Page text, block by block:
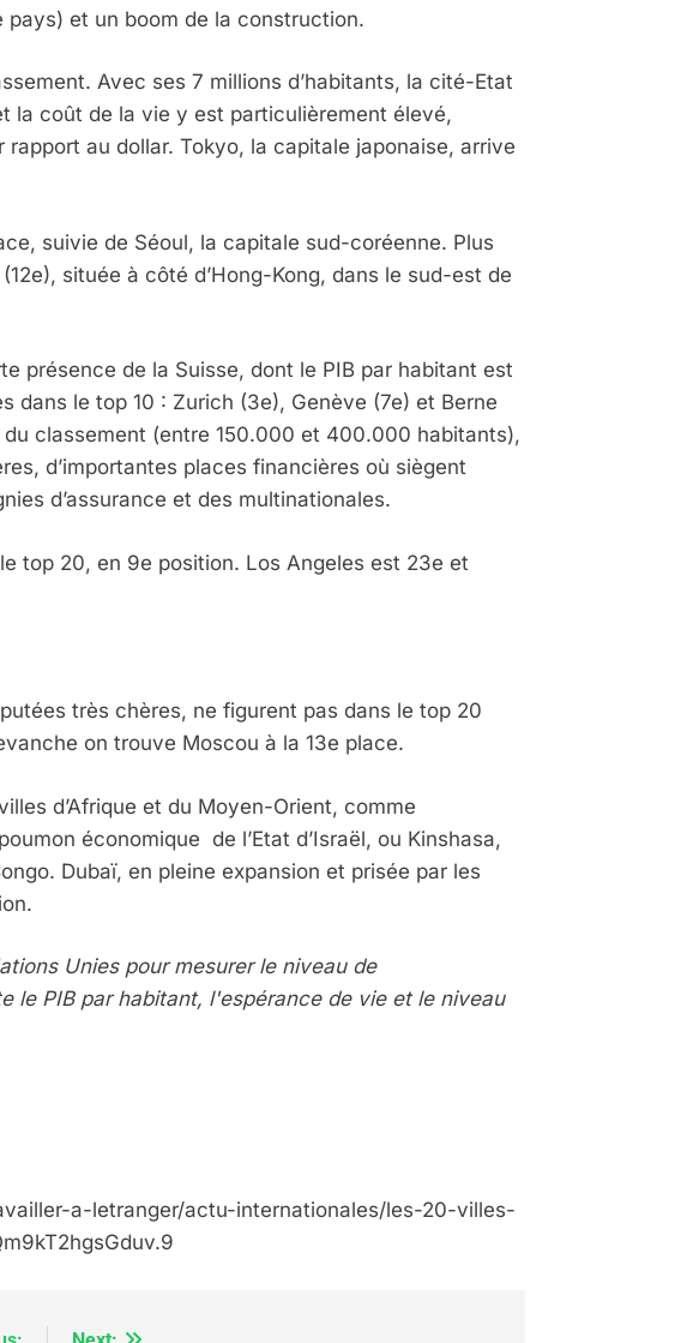
et un boom de la construction.
Avec ses 7 millions d’habitants, la cité-Etat
la coût de la vie y est particulièrement élevé,
au dollar. Tokyo, la capitale japonaise, arrive
suivie de Séoul, la capitale sud-coréenne. Plus
située à côté d’Hong-Kong, dans le sud-est de
présence de la Suisse, dont le PIB par habitant est
dans le top 10 : Zurich (3e), Genève (7e) et Berne
classement (entre 150.000 et 400.000 habitants),
d’importantes places financières où siègent
d’assurance et des multinationales.
top 20, en 9e position. Los Angeles est 23e et
très chères, ne figurent pas dans le top 20
on trouve Moscou à la 13e place.
d’Afrique et du Moyen-Orient, comme
économique de l’Etat d’Israël, ou Kinshasa,
Dubaï, en pleine expansion et prisée par les
Unies pour mesurer le niveau de
le PIB par habitant, l'espérance de vie et le niveau
a-letranger/actu-internationales/les-20-villes-
: POURQUOI JE REVENDIQUE MA JUDAÏTE Par Thérèse Zrihen-